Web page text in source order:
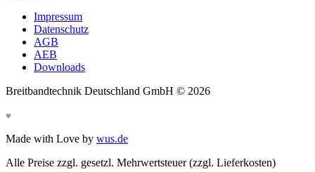
Impressum
Datenschutz
AGB
AEB
Downloads
Breitbandtechnik Deutschland GmbH © 2026
Made with Love by wus.de
Alle Preise zzgl. gesetzl. Mehrwertsteuer (zzgl. Lieferkosten)